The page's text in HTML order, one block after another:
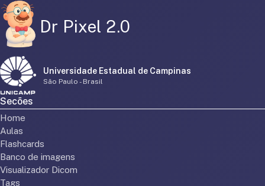
Dr Pixel 2.0
Universidade Estadual de Campinas
São Paulo - Brasil
Secões
Home
Aulas
Flashcards
Banco de imagens
Visualizador Dicom
Tags